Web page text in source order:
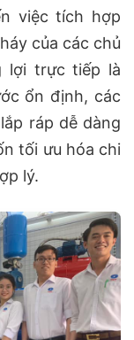
việc tích hợp
của các chủ
lợi trực tiếp là
ổn định, các
ráp dễ dàng
tối ưu hóa chi
lý.